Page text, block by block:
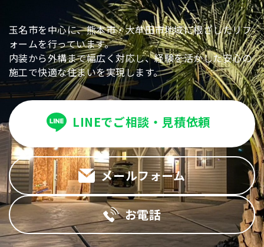
玉名市を中心に、熊本市・大牟田市地域に根ざしたリフ
ォームを行っています。
内装から外構まで幅広く対応し、経験を活かした安心の
施工で快適な住まいを実現します。
LINEでご相談・見積依頼
メールフォーム
お電話